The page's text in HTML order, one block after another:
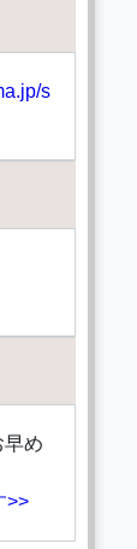
s
め
>>